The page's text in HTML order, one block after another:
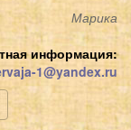
Марика
информация:
1@yandex.ru